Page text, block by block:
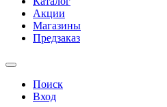
Акции
Магазины
Предзаказ
Поиск
Вход